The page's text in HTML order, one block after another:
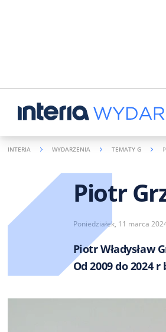
INTERIA WYDARZENIA TEMATY G
Piotr
Poniedziałek, 11 marca
Piotr Władysław
Od 2009 do 2024